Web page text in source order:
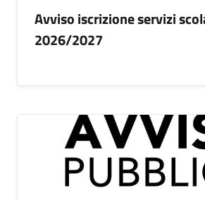
Avviso iscrizione servizi
2026/2027